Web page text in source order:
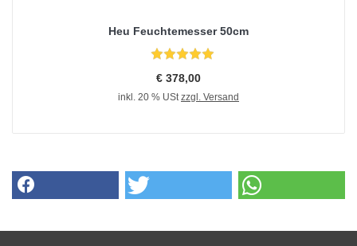
Heu Feuchtemesser 50cm
€ 378,00
inkl. 20 % USt zzgl. Versand